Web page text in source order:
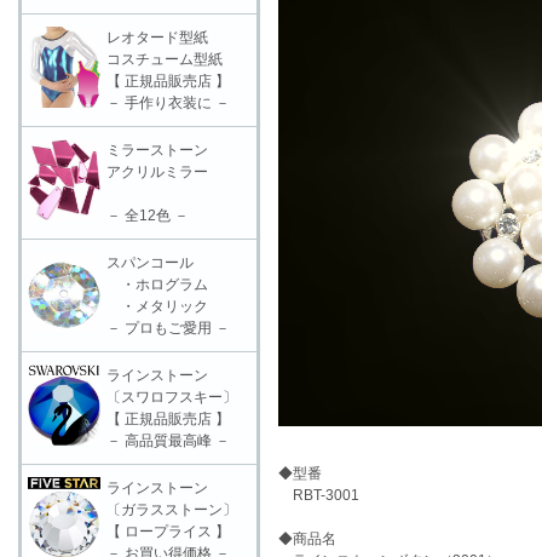
◆型番
RBT-3001
◆商品名
レオタード型紙
コスチューム型紙
【 正規品販売店 】
－ 手作り衣装に －
ミラーストーン
アクリルミラー
－ 全12色 －
スパンコール
・ホログラム
・メタリック
－ プロもご愛用 －
ラインストーン
〔スワロフスキー〕
【 正規品販売店 】
－ 高品質最高峰 －
ラインストーン
〔ガラスストーン〕
【 ロープライス 】
－ お買い得価格 －